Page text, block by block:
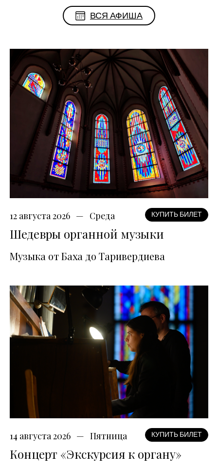
ВСЯ АФИША
12 августа 2026 Среда КУПИТЬ БИЛЕТ
Шедевры органной музыки
Музыка от Баха до Таривердиева
14 августа 2026 Пятница КУПИТЬ БИЛЕТ
Концерт «Экскурсия к органу»